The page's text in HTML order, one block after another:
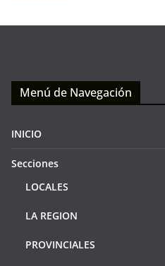
Menú de Navegación
INICIO
Secciones
LOCALES
LA REGION
PROVINCIALES